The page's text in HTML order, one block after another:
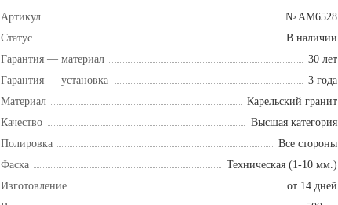
Артикул
№ AM6528
Статус
В наличии
Гарантия — материал
30 лет
Гарантия — установка
3 года
Материал
Карельский гранит
Качество
Высшая категория
Полировка
Все стороны
Фаска
Техническая (1-10 мм.)
Изготовление
от 14 дней